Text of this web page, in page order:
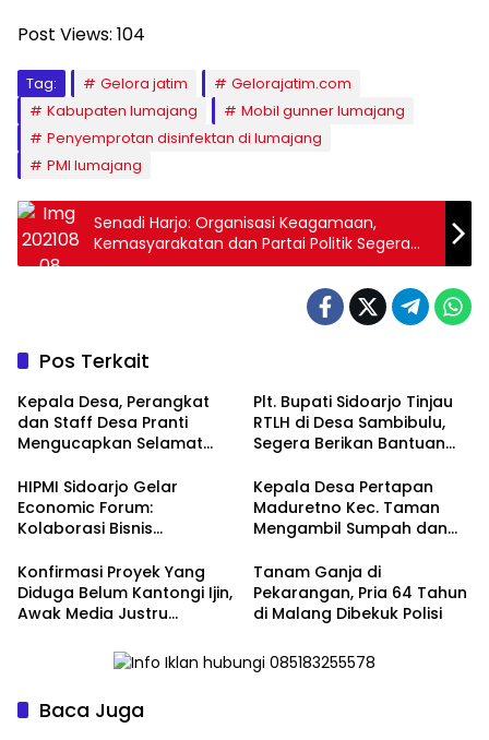
Post Views: 104
Tag: Gelora jatim
Gelorajatim.com
Kabupaten lumajang
Mobil gunner lumajang
Penyemprotan disinfektan di lumajang
PMI lumajang
Senadi Harjo: Organisasi Keagamaan,
Kemasyarakatan dan Partai Politik Segera
Jalankan Kewajibannya, Ini Dana Sudah Ada
Pos Terkait
Kepala Desa, Perangkat
dan Staff Desa Pranti
Mengucapkan Selamat
Baru 2025
Plt. Bupati Sidoarjo Tinjau
RTLH di Desa Sambibulu,
Segera Berikan Bantuan
HIPMI Sidoarjo Gelar
Economic Forum:
Kolaborasi Bisnis
Baru
Kepala Desa Pertapan
Maduretno Kec. Taman
Mengambil Sumpah dan
Konfirmasi Proyek Yang
Diduga Belum Kantongi Ijin,
Awak Media Justru
Pembangunan
Tanam Ganja di
Pekarangan, Pria 64 Tahun
di Malang Dibekuk Polisi
Baca Juga